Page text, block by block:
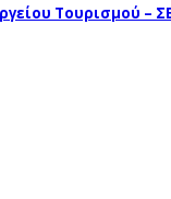
Τουρισμού –